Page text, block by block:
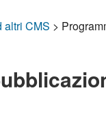
altri CMS >